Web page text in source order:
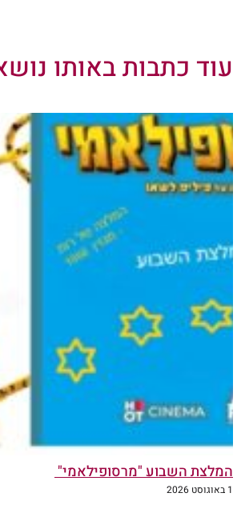
עוד כתבות באותו
המלצת השבוע "מרסופילאמי"
1 באוגוסט 2026